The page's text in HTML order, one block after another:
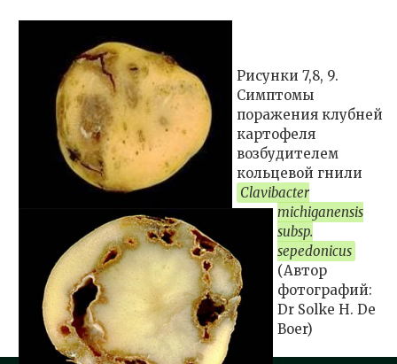
Рисунки 7,8, 9.
Симптомы
поражения клубней
картофеля
возбудителем
кольцевой гнили
Clavibacter
michiganensis
subsp.
sepedonicus
(Автор
фотографий:
Dr Solke H. De
Boer)